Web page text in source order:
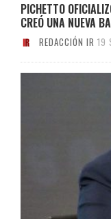
PICHETTO
CREÓ UNA NUEVA
REDACCIÓN IR 19